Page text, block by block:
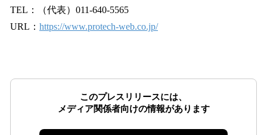
TEL：（代表）011-640-5565
URL： https://www.protech-web.co.jp/
このプレスリリースには、
メディア関係者向けの情報があります